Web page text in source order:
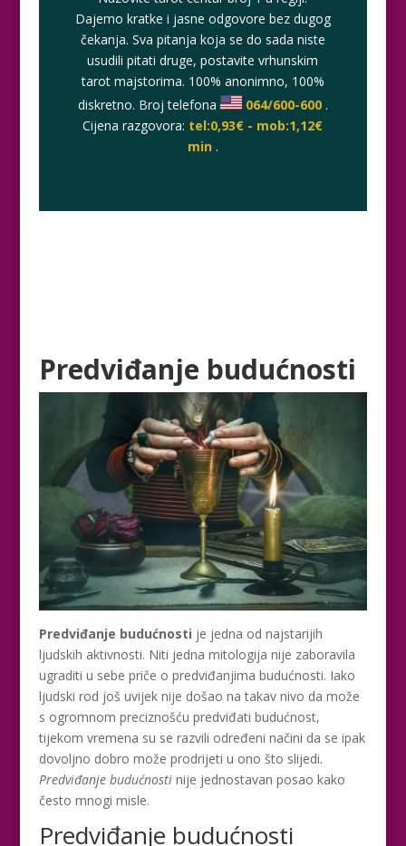
Dajemo kratke i jasne odgovore bez dugog
čekanja. Sva pitanja koja se do sada niste
usudili pitati druge, postavite vrhunskim
tarot majstorima. 100% anonimno, 100%
diskretno. Broj telefona
064/600-600 .
Cijena razgovora: tel:0,93€ - mob:1,12€
min .
Predviđanje budućnosti
Predviđanje budućnosti je jedna od najstarijih
ljudskih aktivnosti. Niti jedna mitologija nije zaboravila
ugraditi u sebe priče o predviđanjima budućnosti. Iako
ljudski rod još uvijek nije došao na takav nivo da može
s ogromnom preciznošću predviđati budućnost,
tijekom vremena su se razvili određeni načini da se ipak
dovoljno dobro može prodrijeti u ono što slijedi.
Predviđanje budućnostinije jednostavan posao kako
često mnogi misle.
Predviđanje budućnosti